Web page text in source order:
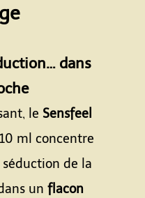
dans
le Sensfeel
ml concentre
de la
un flacon